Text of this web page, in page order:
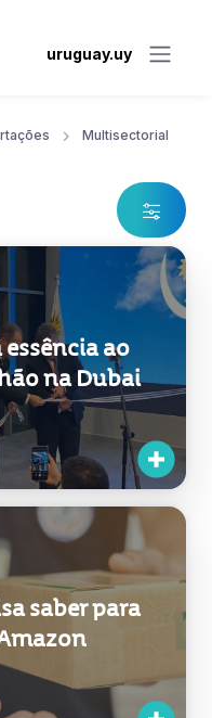
uruguay.uy
Multisectorial
ao
na Dubai
saber para